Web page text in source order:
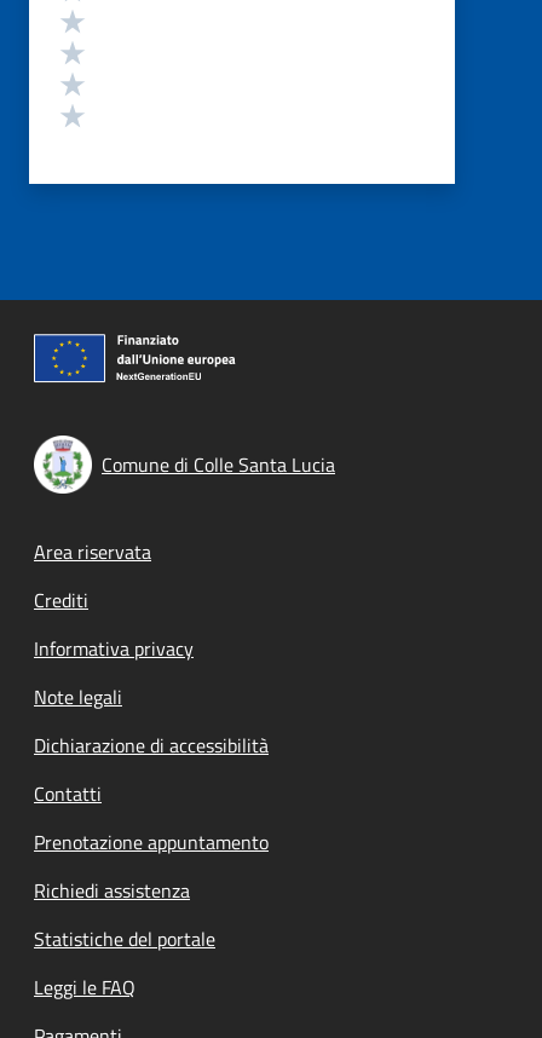
Comune di Colle Santa Lucia
Footer menu
Area riservata
Crediti
Informativa privacy
Note legali
Dichiarazione di accessibilità
Contatti
Prenotazione appuntamento
Richiedi assistenza
Statistiche del portale
Leggi le FAQ